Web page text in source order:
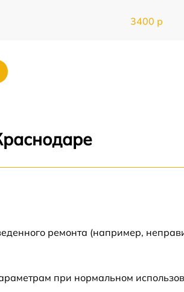
3400 р
ремонта (например,
при нормальном